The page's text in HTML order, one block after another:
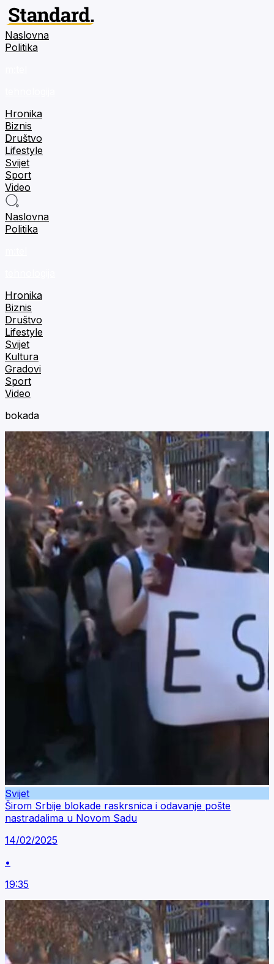
Naslovna
Politika
Hronika
Biznis
Društvo
Lifestyle
Svijet
Sport
Video
Naslovna
Politika
Hronika
Biznis
Društvo
Lifestyle
Svijet
Kultura
Gradovi
Sport
Video
bokada
Svijet
Širom Srbije blokade raskrsnica i odavanje pošte
nastradalima u Novom Sadu
14/02/2025
•
19:35